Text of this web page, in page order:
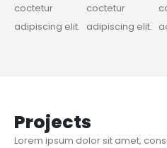
coctetur
adipiscing elit.
coctetur
adipiscing elit.
Projects
Lorem ipsum dolor sit amet,